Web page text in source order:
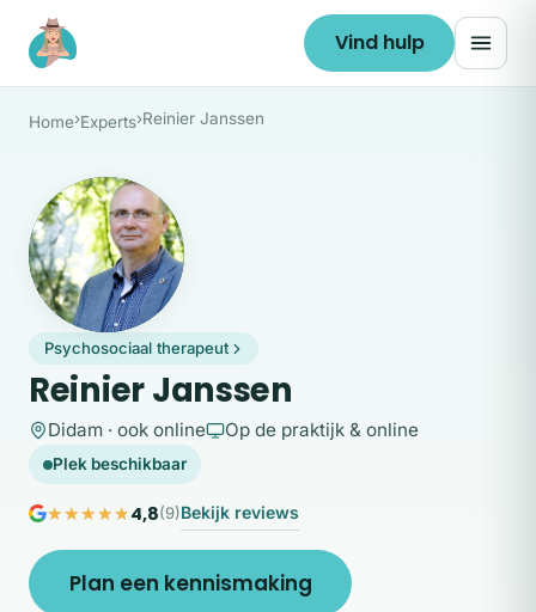
Ga naar de inhoud
Vind hulp
Home›Experts›Reinier Janssen
RJ
Psychosociaal therapeut
Reinier Janssen
Didam · ook online Op de praktijk & online
Plek beschikbaar
4,8(9)Bekijk reviews
Plan een kennismaking